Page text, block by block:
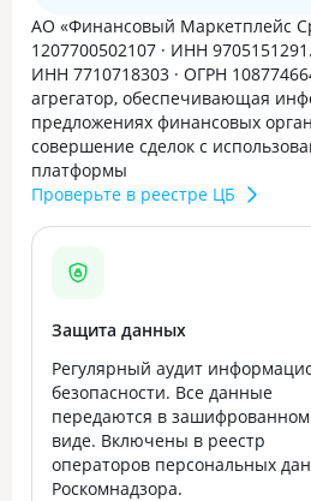
АО «Финансовый Маркетплейс
1207700502107 · ИНН
ИНН 7710718303 · ОГРН
агрегатор, обеспечивающая
предложениях финансовых
совершение сделок с
платформы
Проверьте в реестре ЦБ
Защита данных
Регулярный аудит
безопасности. Все данные
передаются в зашифрованном
виде. Включены в реестр
операторов персональных
Роскомнадзора.